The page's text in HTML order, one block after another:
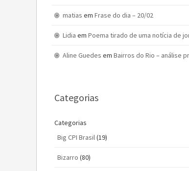
matias em Frase do dia – 20/02
Lidia em Poema tirado de uma notícia de
Aline Guedes em Bairros do Rio – análise
Categorias
Categorias
Big CPI Brasil(19)
Bizarro (80)